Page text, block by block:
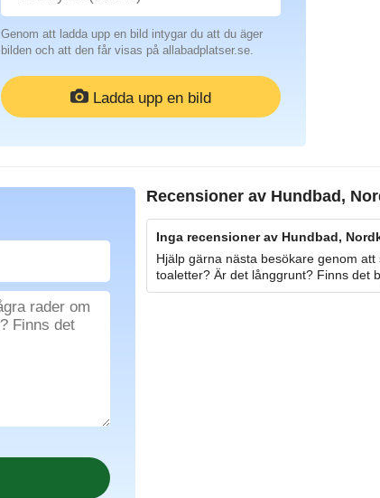
Genom att ladda upp en bild intygar du att du äger
bilden och att den får visas på allabadplatser.se.
Ladda upp en bild
Recensioner av Hundbad,
Inga recensioner av Hundbad,
Hjälp gärna nästa besökare genom
toaletter? Är det långgrunt? Finns det